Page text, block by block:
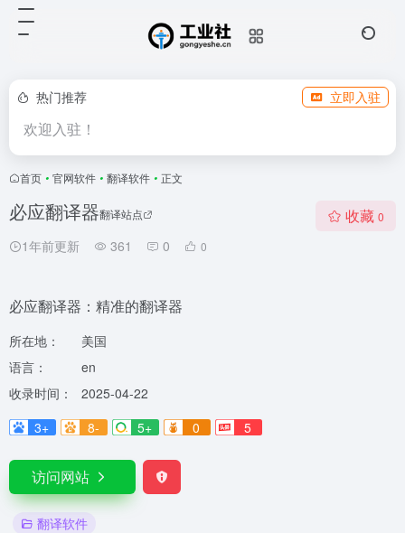
热门推荐 立即入驻
欢迎入驻！
首页 • 官网软件 • 翻译软件 • 正文
必应翻译器翻译站点
1年前更新 361 0 0
收藏 0
必应翻译器：精准的翻译器
所在地：
美国
语言：
en
收录时间：
2025-04-22
3+
8- 5+ 0 5
访问网站
翻译软件